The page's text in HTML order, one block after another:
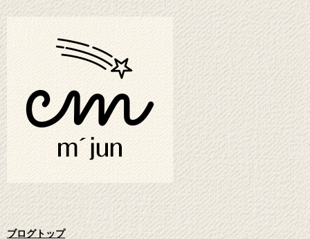
ブログトップ